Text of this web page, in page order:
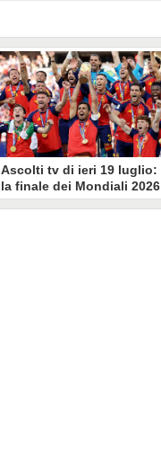
Ascolti tv di ieri 19 luglio:
la finale dei Mondiali 2026
Spagna-Argentina